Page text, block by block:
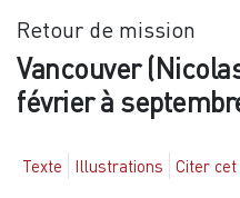
Retour de mission
Vancouver
février à
Texte Illustrations Citer